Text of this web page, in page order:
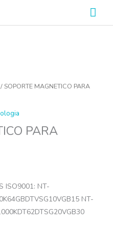
/ SOPORTE MAGNETICO PARA
PARA
ISO9001: NT-
NT-